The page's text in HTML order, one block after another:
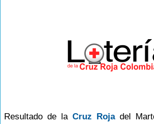
Resultado de la Cruz Rojadel